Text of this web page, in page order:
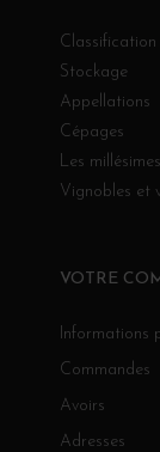
Classification
Stockage
Appellations
Cépages
Les millésimes
Vignobles et
VOTRE
Informations
Commandes
Avoirs
Adresses